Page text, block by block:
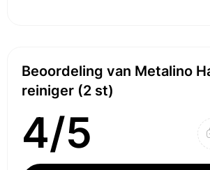
Beoordeling van Metalino
reiniger (2 st)
4/5